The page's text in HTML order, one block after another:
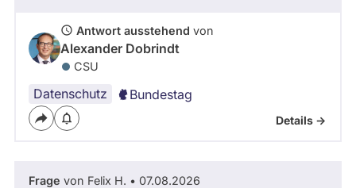
Antwort ausstehend von
Alexander Dobrindt
CSU
Datenschutz Bundestag
Details ->
Frage von Felix H. • 07.08.2026